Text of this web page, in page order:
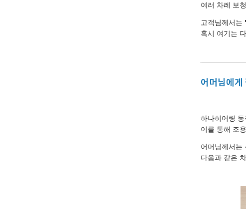
여러 차례 보
고객님께서는
혹시 여기는
어머님에게
하나히어링
이를 통해 조
어머님께서는
다음과 같은
이름
센터